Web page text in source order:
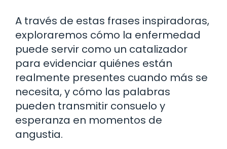
A través de estas frases inspiradoras,
exploraremos cómo la enfermedad
puede servir como un catalizador
para evidenciar quiénes están
realmente presentes cuando más se
necesita, y cómo las palabras
pueden transmitir consuelo y
esperanza en momentos de
angustia.